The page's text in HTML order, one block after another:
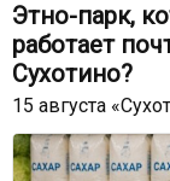
Этно-парк,
работает
Сухотино?
15 августа